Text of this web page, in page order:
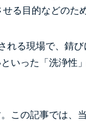
る目的などのた
る現場で、錆
いった「洗浄性
この記事では、